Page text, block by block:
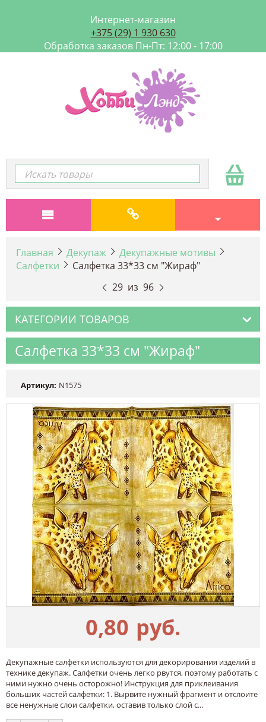
Интернет-магазин
+375 (29) 1 930 630
Обработка заказов Пн-Пт: 12:00 - 17:00
Главная Декупаж
Декупажные мотивы
Салфетки
Салфетка 33*33 см "Жираф"
29 из 96
КАТЕГОРИИ ТОВАРОВ
Салфетка 33*33 см "Жираф"
Артикул: N1575
0,80 руб.
Декупажные салфетки используются для декорирования изделий в
технике декупаж. Салфетки очень легко рвутся, поэтому работать с
ними нужно очень осторожно! Инструкция для приклеивания
больших частей салфетки: 1. Вырвите нужный фрагмент и отслоите
все ненужные слои салфетки, оставив только слой с...